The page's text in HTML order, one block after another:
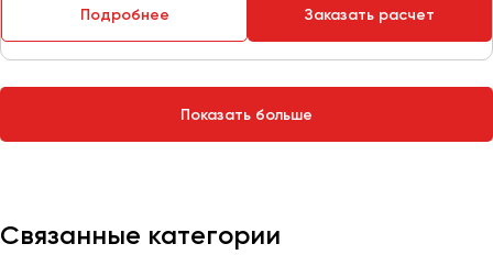
Подробнее Заказать расчет
Показать больше
Связанные категории
Тверь
Тольятти
Улан-Удэ